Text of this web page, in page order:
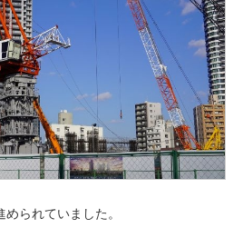
られていました。